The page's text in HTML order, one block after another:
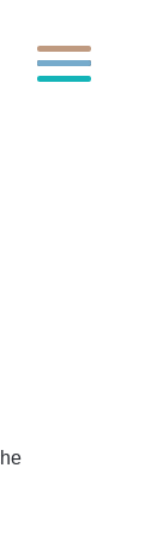
Toggle Menu